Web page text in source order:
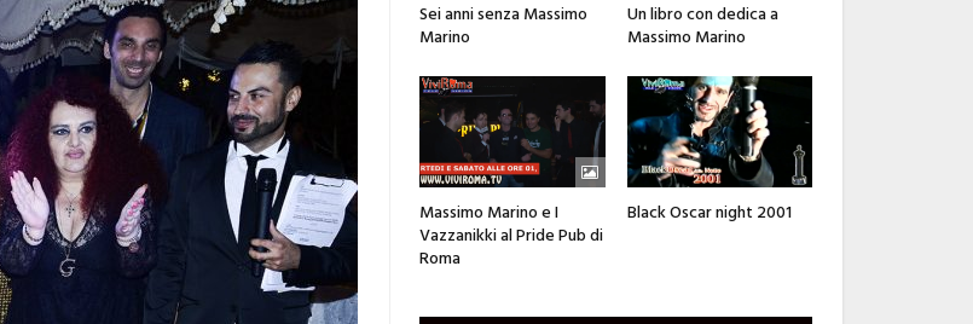
Sei anni senza Massimo
Marino
Un libro con dedica a
Massimo Marino
Massimo Marino e I
Vazzanikki al Pride Pub di
Roma
Black Oscar night 2001